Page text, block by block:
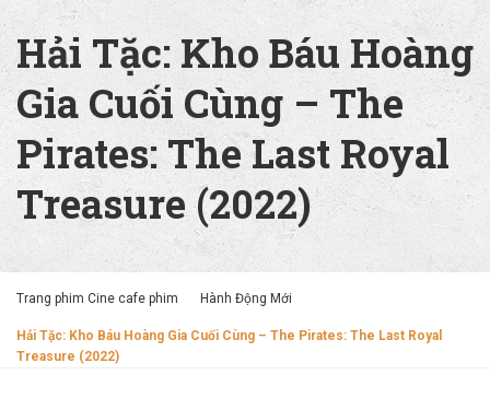
Hải Tặc: Kho Báu Hoàng
Gia Cuối Cùng – The
Pirates: The Last Royal
Treasure (2022)
Trang phim Cine cafe phim Hành Động Mới
Hải Tặc: Kho Báu Hoàng Gia Cuối Cùng – The Pirates: The Last Royal
Treasure (2022)